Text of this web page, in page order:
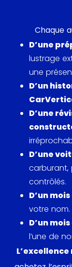
pouces. De
Utah est
économisés.
Concernant la
donner à son
puissant pour
la firme de
faible, ainsi
autre moteur
Le 2.4 L XK
que des
développer
finalement
Earls Court le
Jaguar 2.4
Standard et
magazines
vitesse de
Chaque
D’une
lustrage
une
D’un
D’une
D’une
carburant,
contrôlés.
D’un
votre nom.
D’un
l’une de